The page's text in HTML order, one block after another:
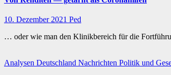
10. Dezember 2021 Ped
… oder wie man den Klinikbereich für die
Analysen Deutschland Nachrichten Politik und